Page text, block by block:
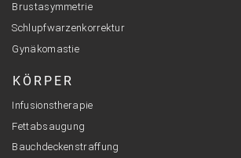
Brustasymmetrie
Schlupfwarzenkorrektur
Gynäkomastie
KÖRPER
Infusionstherapie
Fettabsaugung
Bauchdeckenstraffung